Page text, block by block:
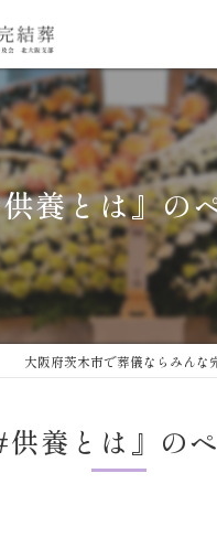
養とは』の
大阪府茨木市で葬儀ならみんな
養とは』の